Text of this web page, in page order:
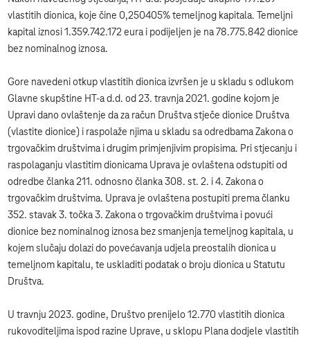
vlastitih dionica, koje čine 0,250405% temeljnog kapitala. Temeljni
kapital iznosi 1.359.742.172 eura i podijeljen je na 78.775.842 dionice
bez nominalnog iznosa.
Gore navedeni otkup vlastitih dionica izvršen je u skladu s odlukom
Glavne skupštine HT-a d.d. od 23. travnja 2021. godine kojom je
Upravi dano ovlaštenje da za račun Društva stječe dionice Društva
(vlastite dionice) i raspolaže njima u skladu sa odredbama Zakona o
trgovačkim društvima i drugim primjenjivim propisima. Pri stjecanju i
raspolaganju vlastitim dionicama Uprava je ovlaštena odstupiti od
odredbe članka 211. odnosno članka 308. st. 2. i 4. Zakona o
trgovačkim društvima. Uprava je ovlaštena postupiti prema članku
352. stavak 3. točka 3. Zakona o trgovačkim društvima i povući
dionice bez nominalnog iznosa bez smanjenja temeljnog kapitala, u
kojem slučaju dolazi do povećavanja udjela preostalih dionica u
temeljnom kapitalu, te uskladiti podatak o broju dionica u Statutu
Društva.
U travnju 2023. godine, Društvo prenijelo 12.770 vlastitih dionica
rukovoditeljima ispod razine Uprave, u sklopu Plana dodjele vlastitih